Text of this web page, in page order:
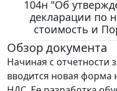
104н "Об
декларации по
стоимость и
Обзор документа
Начиная с отчетности
вводится новая форма